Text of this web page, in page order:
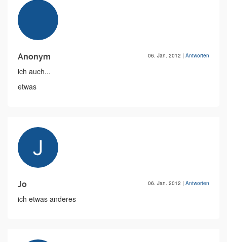
Anonym 06. Jan. 2012 | Antworten
ich auch...
etwas
Jo 06. Jan. 2012 | Antworten
ich etwas anderes